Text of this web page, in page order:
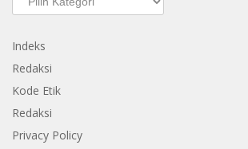
Indeks
Redaksi
Kode Etik
Redaksi
Privacy Policy